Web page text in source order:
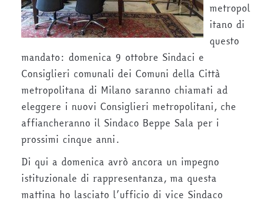
metropol
itano di
questo
mandato: domenica 9 ottobre Sindaci e
Consiglieri comunali dei Comuni della Città
metropolitana di Milano saranno chiamati ad
eleggere i nuovi Consiglieri metropolitani, che
affiancheranno il Sindaco Beppe Sala per i
prossimi cinque anni.
Di qui a domenica avrò ancora un impegno
istituzionale di rappresentanza, ma questa
mattina ho lasciato l’ufficio di vice Sindaco